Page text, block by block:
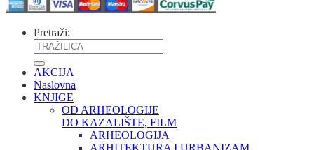
Pretraži:
AKCIJA
Naslovna
KNJIGE
OD ARHEOLOGIJE
DO KAZALIŠTE, FILM
ARHEOLOGIJA
ARHITEKTURA I URBANIZAM